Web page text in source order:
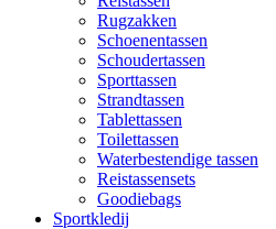
Rugzakken
Schoenentassen
Schoudertassen
Sporttassen
Strandtassen
Tablettassen
Toilettassen
Waterbestendige tassen
Reistassensets
Goodiebags
Sportkledij